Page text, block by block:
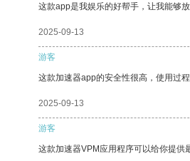
这款app是我娱乐的好帮手，让我能够
2025-09-13
游客
这款加速器app的安全性很高，使用过
2025-09-13
游客
这款加速器VPM应用程序可以给你提供